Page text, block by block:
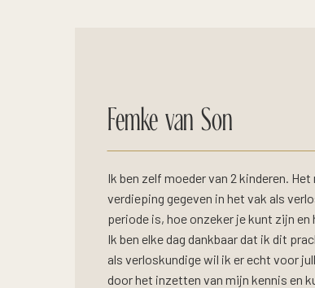
Ik ben zelf moeder van 2 kinderen.
verdieping gegeven in het vak als
periode is, hoe onzeker je kunt zijn en
Ik ben elke dag dankbaar dat ik dit
als verloskundige wil ik er echt voor
door het inzetten van mijn kennis en
Femke van Son